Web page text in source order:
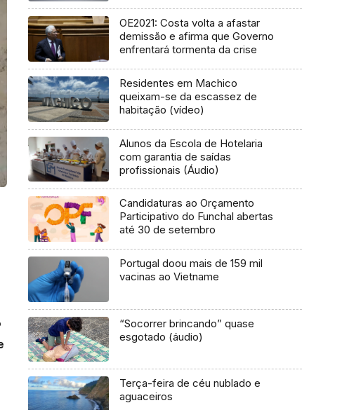
OE2021: Costa volta a afastar
demissão e afirma que Governo
enfrentará tormenta da crise
Residentes em Machico
queixam-se da escassez de
habitação (vídeo)
Alunos da Escola de Hotelaria
com garantia de saídas
profissionais (Áudio)
Candidaturas ao Orçamento
Participativo do Funchal abertas
até 30 de setembro
Portugal doou mais de 159 mil
vacinas ao Vietname
“Socorrer brincando” quase
esgotado (áudio)
Terça-feira de céu nublado e
aguaceiros